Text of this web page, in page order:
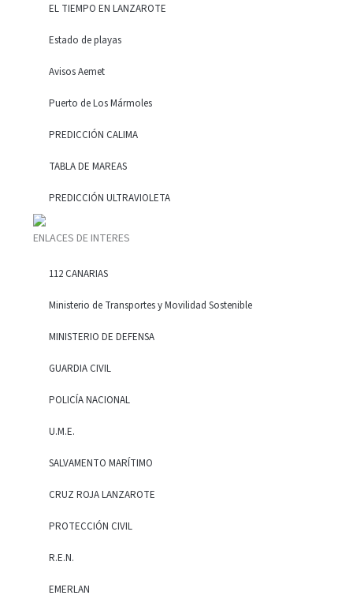
EL TIEMPO EN LANZAROTE
Estado de playas
Avisos Aemet
Puerto de Los Mármoles
PREDICCIÓN CALIMA
TABLA DE MAREAS
PREDICCIÓN ULTRAVIOLETA
ENLACES DE INTERES
112 CANARIAS
Ministerio de Transportes y Movilidad Sostenible
MINISTERIO DE DEFENSA
GUARDIA CIVIL
POLICÍA NACIONAL
U.M.E.
SALVAMENTO MARÍTIMO
CRUZ ROJA LANZAROTE
PROTECCIÓN CIVIL
R.E.N.
EMERLAN